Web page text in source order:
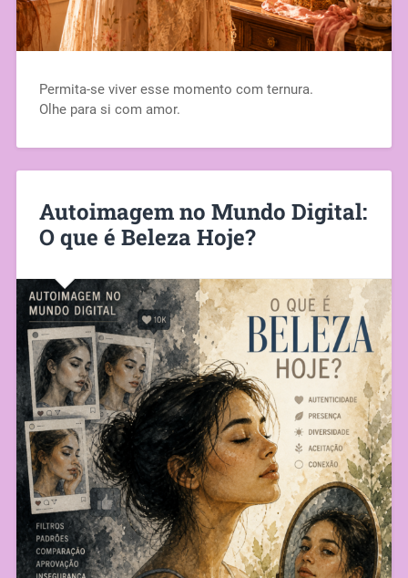
Permita-se viver esse momento com ternura.
Olhe para si com amor.
Autoimagem no Mundo Digital:
O que é Beleza Hoje?